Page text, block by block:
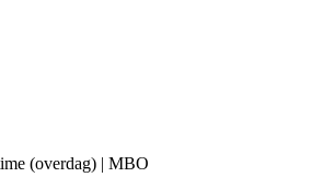
(overdag) | MBO